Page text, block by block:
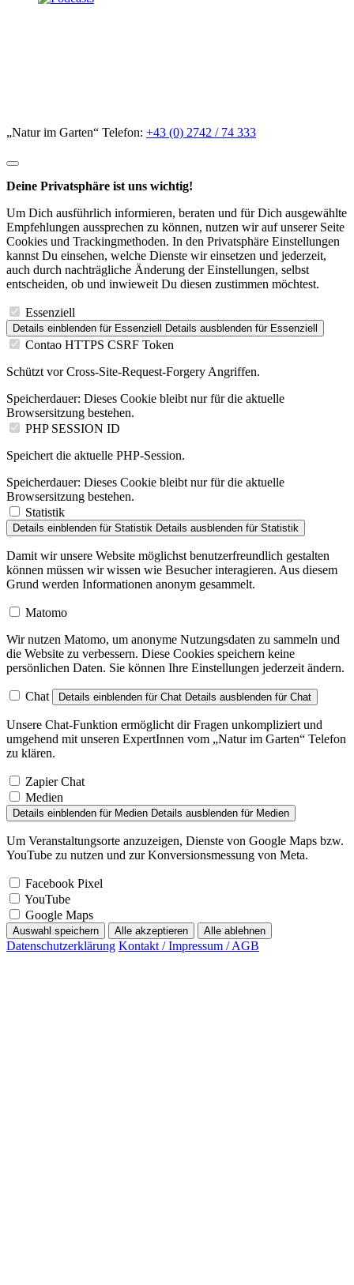
„Natur im Garten“ Telefon: +43 (0) 2742 / 74 333
Deine Privatsphäre ist uns wichtig!
Um Dich ausführlich informieren, beraten und für Dich ausgewählte
Empfehlungen aussprechen zu können, nutzen wir auf unserer Seite
Cookies und Trackingmethoden. In den Privatsphäre Einstellungen
kannst Du einsehen, welche Dienste wir einsetzen und jederzeit,
auch durch nachträgliche Änderung der Einstellungen, selbst
entscheiden, ob und inwieweit Du diesen zustimmen möchtest.
Essenziell
Details einblenden für Essenziell Details ausblenden für Essenziell
Contao HTTPS CSRF Token
Schützt vor Cross-Site-Request-Forgery Angriffen.
Speicherdauer: Dieses Cookie bleibt nur für die aktuelle
Browsersitzung bestehen.
PHP SESSION ID
Speichert die aktuelle PHP-Session.
Speicherdauer: Dieses Cookie bleibt nur für die aktuelle
Browsersitzung bestehen.
Statistik
Details einblenden für Statistik Details ausblenden für Statistik
Damit wir unsere Website möglichst benutzerfreundlich gestalten
können müssen wir wissen wie Besucher interagieren. Aus diesem
Grund werden Informationen anonym gesammelt.
Matomo
Wir nutzen Matomo, um anonyme Nutzungsdaten zu sammeln und
die Website zu verbessern. Diese Cookies speichern keine
persönlichen Daten. Sie können Ihre Einstellungen jederzeit ändern.
Chat Details einblenden für Chat Details ausblenden für Chat
Unsere Chat-Funktion ermöglicht dir Fragen unkompliziert und
umgehend mit unseren ExpertInnen vom „Natur im Garten“ Telefon
zu klären.
Zapier Chat
Medien
Details einblenden für Medien Details ausblenden für Medien
Um Veranstaltungsorte anzuzeigen, Dienste von Google Maps bzw.
YouTube zu nutzen und zur Konversionsmessung von Meta.
Facebook Pixel
YouTube
Google Maps
Auswahl speichern Alle akzeptieren Alle ablehnen
Datenschutzerklärung Kontakt / Impressum / AGB